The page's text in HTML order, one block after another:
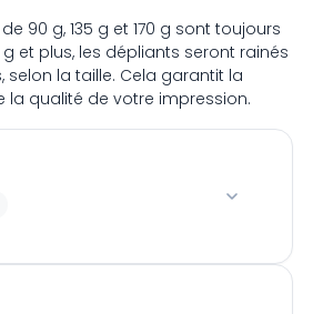
90 g, 135 g et 170 g sont toujours
g et plus, les dépliants seront rainés
selon la taille. Cela garantit la
la qualité de votre impression.